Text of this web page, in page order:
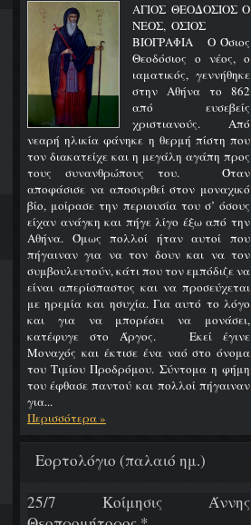
ΑΓΙΟΣ ΘΕΟΔΟΣΙΟΣ Ο
ΝΕΟΣ, ΟΣΙΟΣ
ΒΙΟΓΡΑΦΙΑ Ο Όσιος
Θεοδόσιος ο νέος, ο
ιαματικός, γεννήθηκε
στην Αθήνα το 862
από ευσεβείς
χριστιανούς. Από
νεαρή ηλικία φάνηκε η θερμή πίστη που
τον διακατείχε και η μεγάλη αγάπη προς
τους συνανθρώπους του. Όταν
αποφάσισε να αποσυρθεί στον μοναχικό
βίο, μοίρασε την περιουσία του σ’ όσους
είχαν ανάγκη και πήγε λίγο έξω από την
Αθήνα. Όμως πολλοί ήταν αυτοί που
πήγαιναν για να τον δουν και να τον
συμβουλευτούν, κάτι που τον εμπόδιζε να
είναι απερίσπαστος και να προσεύχεται
με ηρεμία και ησυχία. Για αυτό το λόγο
και για να μπορέσει να μονάσει,
κατέφυγε στο Άργος. Εκεί έγινε
Μοναχός και έκτισε ένα ναό στο όνομα
του Τιμίου Προδρόμου. Σύντομα η φήμη
του έφθασε παντού και πολλοί πήγαιναν
για...
Περισσότερα »
Εορτολόγιο (παλαιό ημ.)
25/7 Κοίμησις Άννης